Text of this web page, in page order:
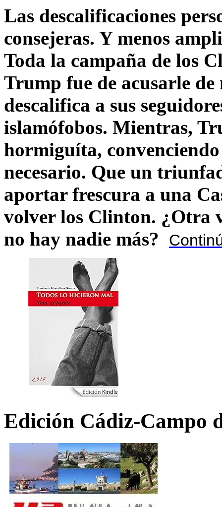
Las descalificaciones
consejeras. Y menos
Toda la campaña de los
Trump fue de acusarle
descalifica a sus
islamófobos. Mientras,
hormiguíta,
necesario. Que un
aportar frescura a una
volver los Clinton. ¿Otra
no hay nadie más?
Edición Cádiz-Campo